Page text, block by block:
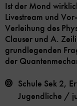
Ist der Mond
Livestream und
Verleihung des
Clauser und A.
grundlegenden
der
Schule Sek 2,
Jugendliche /